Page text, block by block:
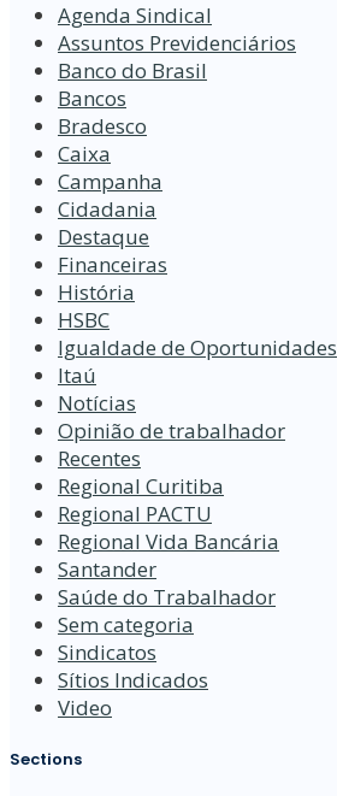
Agenda Sindical
Assuntos Previdenciários
Banco do Brasil
Bancos
Bradesco
Caixa
Campanha
Cidadania
Destaque
Financeiras
História
HSBC
Igualdade de Oportunidades
Itaú
Notícias
Opinião de trabalhador
Recentes
Regional Curitiba
Regional PACTU
Regional Vida Bancária
Santander
Saúde do Trabalhador
Sem categoria
Sindicatos
Sítios Indicados
Video
Sections